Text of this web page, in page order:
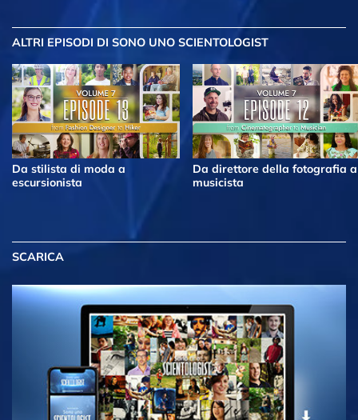
ALTRI EPISODI DI SONO UNO SCIENTOLOGIST
Da stilista di moda a
escursionista
Da direttore della fotografia a
musicista
SCARICA